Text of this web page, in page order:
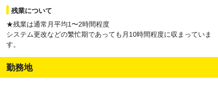
残業について
★残業は通常月平均1〜2時間程度
システム更改などの繁忙期であっても月10時間程度に収まっていま
す。
勤務地